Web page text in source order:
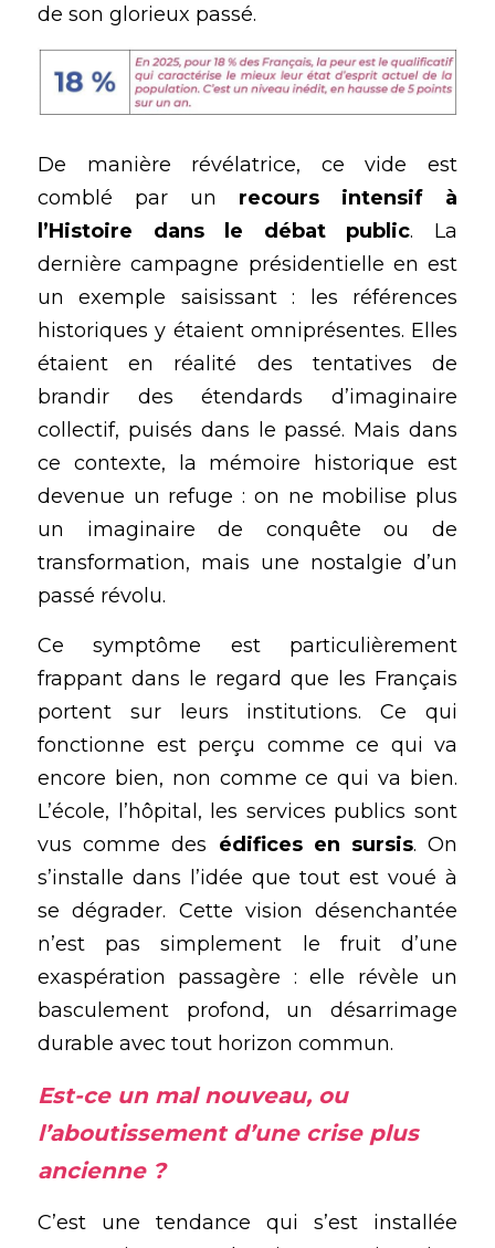
de son glorieux passé.
De manière révélatrice, ce vide est
comblé par un recours intensif à
l’Histoire dans le débat public. La
dernière campagne présidentielle en est
un exemple saisissant : les références
historiques y étaient omniprésentes. Elles
étaient en réalité des tentatives de
brandir des étendards d’imaginaire
collectif, puisés dans le passé. Mais dans
ce contexte, la mémoire historique est
devenue un refuge : on ne mobilise plus
un imaginaire de conquête ou de
transformation, mais une nostalgie d’un
passé révolu.
Ce symptôme est particulièrement
frappant dans le regard que les Français
portent sur leurs institutions. Ce qui
fonctionne est perçu comme ce qui va
encore bien, non comme ce qui va bien.
L’école, l’hôpital, les services publics sont
vus comme des édifices en sursis. On
s’installe dans l’idée que tout est voué à
se dégrader. Cette vision désenchantée
n’est pas simplement le fruit d’une
exaspération passagère : elle révèle un
basculement profond, un désarrimage
durable avec tout horizon commun.
Est-ce un mal nouveau, ou
l’aboutissement d’une crise plus
ancienne ?
C’est une tendance qui s’est installée